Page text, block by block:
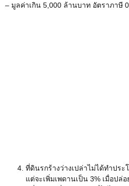
– มูลค่าเกิน 5,000 ล้านบาท อัตราภาษี
ที่ดินรกร้างว่างเปล่าไม่ได้ทำปร
แต่จะเพิ่มเพดานเป็น 3% เมื่อปล่